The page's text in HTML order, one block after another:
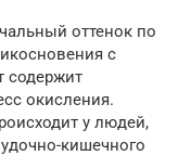
оттенок по
с
окисления.
у людей,
кишечного